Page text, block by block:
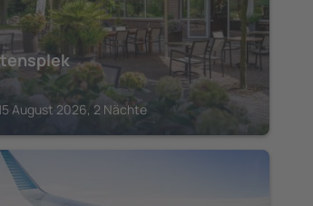
August 2026, 2 Nächte